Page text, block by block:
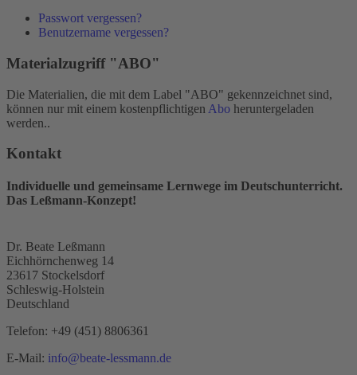
Passwort vergessen?
Benutzername vergessen?
Materialzugriff "ABO"
Die Materialien, die mit dem Label "ABO" gekennzeichnet sind,
können nur mit einem kostenpflichtigen Abo heruntergeladen
werden..
Kontakt
Individuelle und gemeinsame Lernwege im Deutschunterricht.
Das Leßmann-Konzept!
Dr. Beate Leßmann
Eichhörnchenweg 14
23617 Stockelsdorf
Schleswig-Holstein
Deutschland
Telefon: +49 (451) 8806361
E-Mail: info@beate-lessmann.de